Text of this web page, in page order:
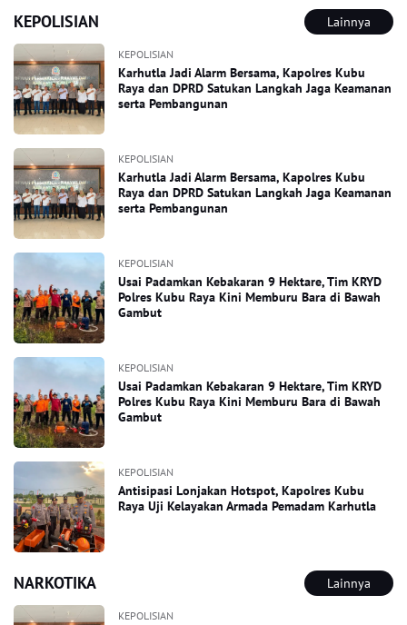
KEPOLISIAN Lainnya
KEPOLISIAN
Karhutla Jadi Alarm Bersama, Kapolres Kubu
Raya dan DPRD Satukan Langkah Jaga Keamanan
serta Pembangunan
KEPOLISIAN
Karhutla Jadi Alarm Bersama, Kapolres Kubu
Raya dan DPRD Satukan Langkah Jaga Keamanan
serta Pembangunan
KEPOLISIAN
Usai Padamkan Kebakaran 9 Hektare, Tim KRYD
Polres Kubu Raya Kini Memburu Bara di Bawah
Gambut
KEPOLISIAN
Usai Padamkan Kebakaran 9 Hektare, Tim KRYD
Polres Kubu Raya Kini Memburu Bara di Bawah
Gambut
KEPOLISIAN
Antisipasi Lonjakan Hotspot, Kapolres Kubu
Raya Uji Kelayakan Armada Pemadam Karhutla
NARKOTIKA Lainnya
KEPOLISIAN